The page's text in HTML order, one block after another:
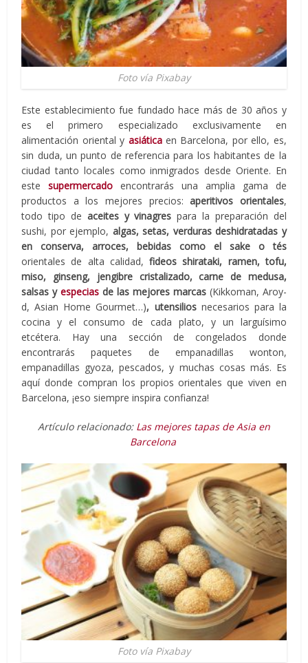
Foto vía Pixabay
Este establecimiento fue fundado hace más de 30 años y
es el primero especializado exclusivamente en
alimentación oriental y asiática en Barcelona, por ello, es,
sin duda, un punto de referencia para los habitantes de la
ciudad tanto locales como inmigrados desde Oriente. En
estesupermercado encontrarás una amplia gama de
productos a los mejores precios:aperitivos orientales,
todo tipo de aceites y vinagres para la preparación del
sushi, por ejemplo, algas, setas, verduras deshidratadas y
en conserva, arroces, bebidas como el sake o tés
orientales de alta calidad,fideos shirataki, ramen, tofu,
miso, ginseng, jengibre cristalizado, carne de medusa,
salsas yespeciasde las mejores marcas (Kikkoman, Aroy-
d, Asian Home Gourmet…), utensilios necesarios para la
cocina y el consumo de cada plato, y un larguísimo
etcétera. Hay una sección de congelados donde
encontrarás paquetes de empanadillas wonton,
empanadillas gyoza, pescados, y muchas cosas más. Es
aquí donde compran los propios orientales que viven en
Barcelona, ¡eso siempre inspira confianza!
Artículo relacionado: Las mejores tapas de Asia en
Barcelona
Foto vía Pixabay